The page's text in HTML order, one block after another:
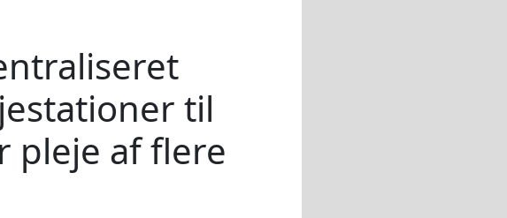
til
pleje af flere